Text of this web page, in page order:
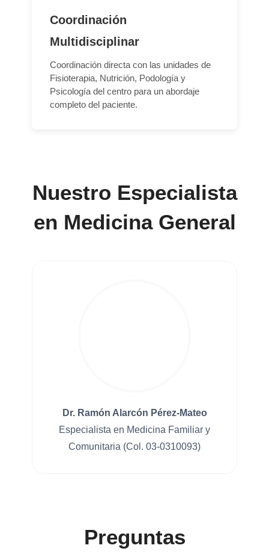
Coordinación
Multidisciplinar
Coordinación directa con las unidades de
Fisioterapia, Nutrición, Podología y
Psicología del centro para un abordaje
completo del paciente.
Nuestro Especialista
en Medicina General
Dr. Ramón Alarcón Pérez-Mateo
Especialista en Medicina Familiar y
Comunitaria (Col. 03-0310093)
Preguntas